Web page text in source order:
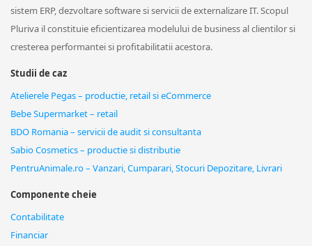
sistem ERP, dezvoltare software si servicii de externalizare IT. Scopul
Pluriva il constituie eficientizarea modelului de business al clientilor si
cresterea performantei si profitabilitatii acestora.
Studii de caz
Atelierele Pegas – productie, retail si eCommerce
Bebe Supermarket – retail
BDO Romania – servicii de audit si consultanta
Sabio Cosmetics – productie si distributie
PentruAnimale.ro – Vanzari, Cumparari, Stocuri Depozitare, Livrari
Componente cheie
Contabilitate
Financiar